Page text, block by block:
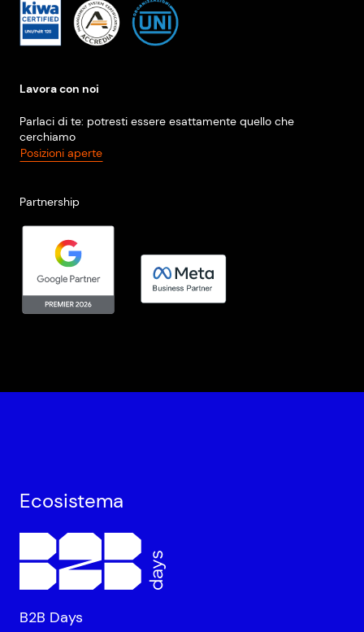
Lavora con noi
Parlaci di te: potresti essere esattamente quello che
cerchiamo
Posizioni aperte
Partnership
Ecosistema
B2B Days